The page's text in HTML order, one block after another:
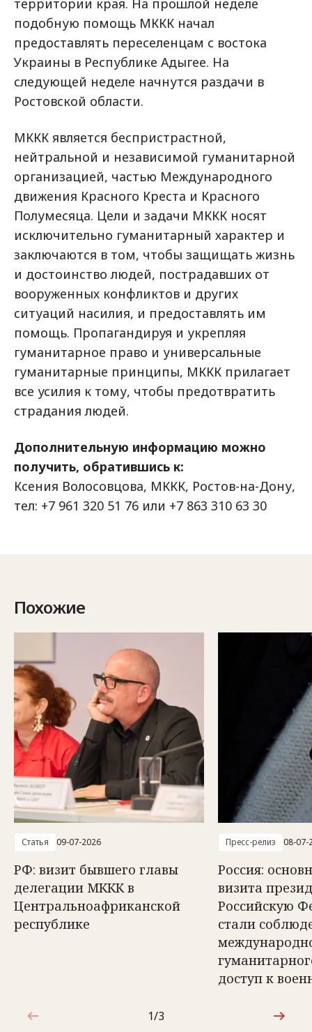
территории края. На прошлой неделе
подобную помощь МККК начал
предоставлять переселенцам с востока
Украины в Республике Адыгее. На
следующей неделе начнутся раздачи в
Ростовской области.
МККК является беспристрастной,
нейтральной и независимой гуманитарной
организацией, частью Международного
движения Красного Креста и Красного
Полумесяца. Цели и задачи МККК носят
исключительно гуманитарный характер и
заключаются в том, чтобы защищать жизнь
и достоинство людей, пострадавших от
вооруженных конфликтов и других
ситуаций насилия, и предоставлять им
помощь. Пропагандируя и укрепляя
гуманитарное право и универсальные
гуманитарные принципы, МККК прилагает
все усилия к тому, чтобы предотвратить
страдания людей.
Дополнительную информацию можно
получить, обратившись к:
Ксения Волосовцова, МККК, Ростов-на-Дону,
тел: +7 961 320 51 76 или +7 863 310 63 30
Похожие
Статья 09-07-2026
РФ: визит бывшего главы
делегации МККК в
Центральноафриканской
республике
Пресс-релиз 08-07-
Россия:
визита
Российскую
стали
доступ к
1 из 3
1/3